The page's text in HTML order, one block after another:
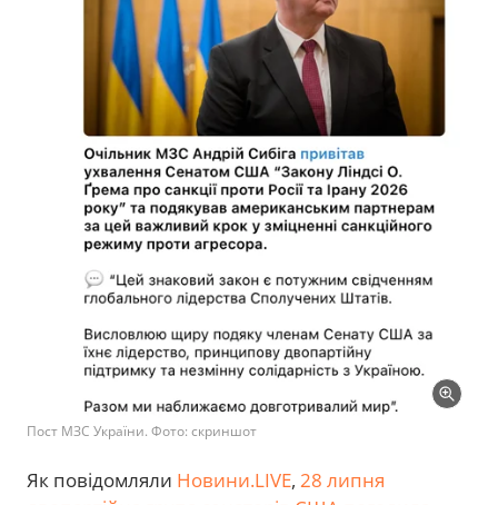
Пост МЗС України. Фото: скриншот
Як повідомляли Новини.LIVE, 28 липня